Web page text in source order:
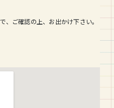
ご確認の上、お出かけ下さい。